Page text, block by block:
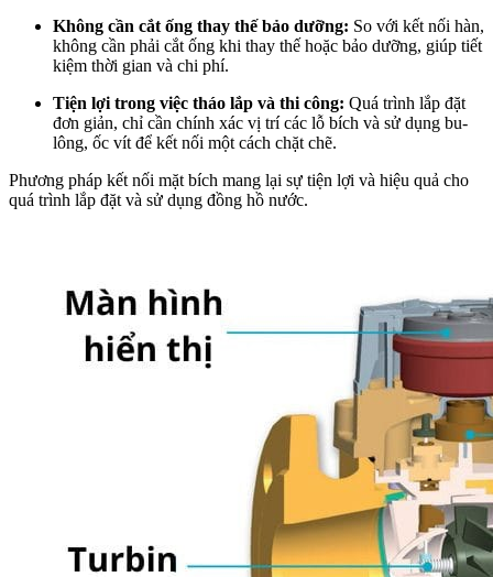
Không cần cắt ống thay thế bảo dưỡng: So với kết nối hàn,
không cần phải cắt ống khi thay thế hoặc bảo dưỡng, giúp tiết
kiệm thời gian và chi phí.
Tiện lợi trong việc tháo lắp và thi công: Quá trình lắp đặt
đơn giản, chỉ cần chính xác vị trí các lỗ bích và sử dụng bu-
lông, ốc vít để kết nối một cách chặt chẽ.
Phương pháp kết nối mặt bích mang lại sự tiện lợi và hiệu quả cho
quá trình lắp đặt và sử dụng đồng hồ nước.